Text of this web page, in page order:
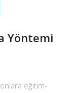
Yöntemi
eğitim-